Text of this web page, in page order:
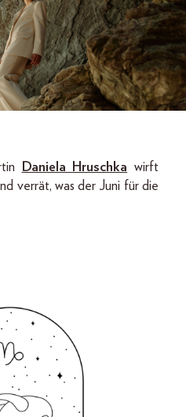
Daniela Hruschka wirft
verrät, was der Juni für die